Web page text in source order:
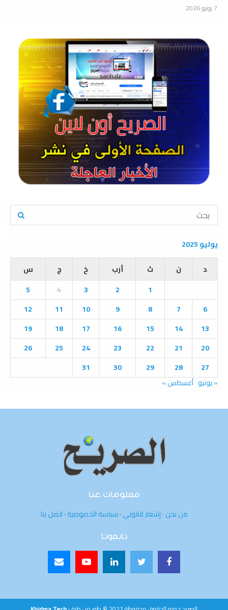
7 يونيو 2026
S
r
c
o
E
A
R
C
H
يوليو 2025
د
ن ث أرب خ ج
س
1
2
3
4
5
6
7
8
9
10
11
12
13
14
15
16
17
18
19
20
21
22
23
24
25
26
27
28
29
30
31
« يونيو أغسطس »
معلومات عنا
من نحن·إشعار قانوني·سياسة الخصوصية·اتصل بنا
تابعونا